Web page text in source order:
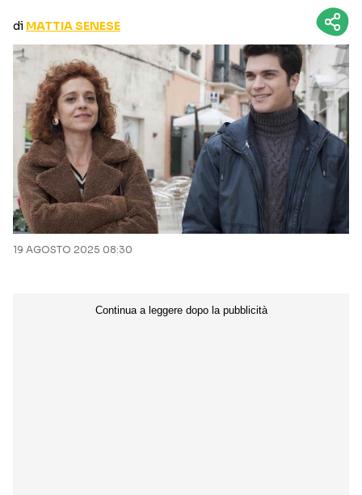
RECENSIONI
Seguici sui social
di MATTIA SENESE
19 AGOSTO 2025 08:30